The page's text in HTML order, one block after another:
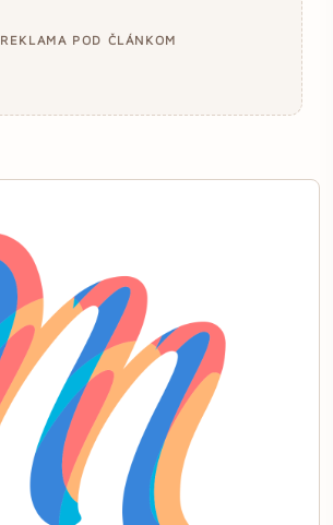
REKLAMA POD ČLÁNKOM